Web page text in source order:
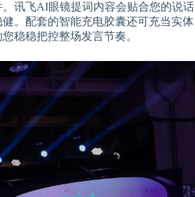
讯飞AI眼镜提词内容会贴合您的说话
。配套的智能充电胶囊还可充当实体
稳稳把控整场发言节奏。